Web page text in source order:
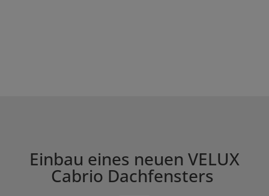
Einbau eines neuen VELUX
Cabrio Dachfensters